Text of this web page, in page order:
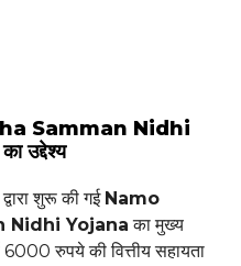
Samman Nidhi
उद्देश्य
शुरू की गई Namo
Nidhi Yojana का मुख्य
6000 रुपये की वित्तीय सहायता